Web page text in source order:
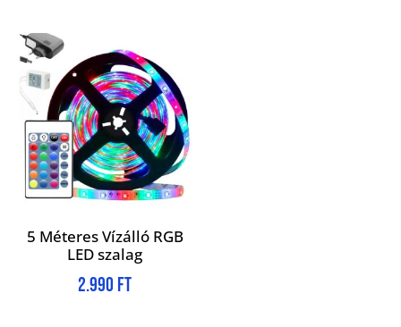
5 Méteres Vízálló RGB
LED szalag
2.990 Ft